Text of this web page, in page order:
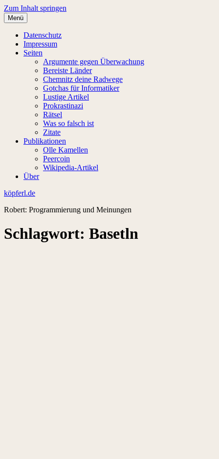
Zum Inhalt springen
Menü
Datenschutz
Impressum
Seiten
Argumente gegen Überwachung
Bereiste Länder
Chemnitz deine Radwege
Gotchas für Informatiker
Lustige Artikel
Prokrastinazi
Rätsel
Was so falsch ist
Zitate
Publikationen
Olle Kamellen
Peercoin
Wikipedia-Artikel
Über
köpferl.de
Robert: Programmierung und Meinungen
Schlagwort: Basetln